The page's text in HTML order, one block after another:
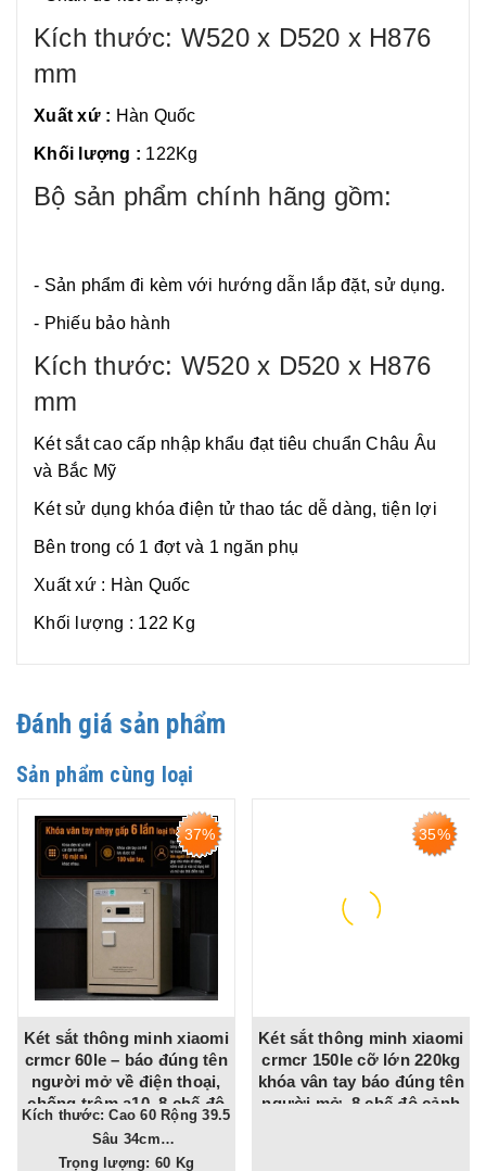
Kích thước: W520 x D520 x H876
mm
Xuất xứ : Hàn Quốc
Khối lượng : 122Kg
Bộ sản phẩm chính hãng gồm:
- Sản phẩm đi kèm với hướng dẫn lắp đặt, sử dụng.
- Phiếu bảo hành
Kích thước: W520 x D520 x H876
mm
Két sắt cao cấp nhập khẩu đạt tiêu chuẩn Châu Âu
và Bắc Mỹ
Két sử dụng khóa điện tử thao tác dễ dàng, tiện lợi
Bên trong có 1 đợt và 1 ngăn phụ
Xuất xứ : Hàn Quốc
Khối lượng : 122 Kg
Đánh giá sản phẩm
Sản phẩm cùng loại
37%
minh xiaomi
– báo đúng tên
về điện thoại,
a10, 8 chế độ
điện thoại
Trọng lượng: 60 Kg
Két sắt thông minh xiaomi
crmcr 150le cỡ lớn 220kg
khóa vân tay báo đúng tên
người mở, 8 chế độ cảnh
báo về điện thoại
Két sắt
nhập khẩu
vân tay
trộm cho